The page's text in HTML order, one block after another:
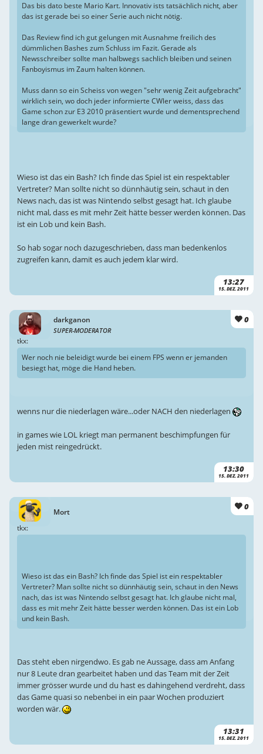
13:27
15. DEZ. 2011
Das bis dato beste Mario Kart. Innovativ ists tatsächlich nicht, aber
das ist gerade bei so einer Serie auch nicht nötig.
Das Review find ich gut gelungen mit Ausnahme freilich des
dümmlichen Bashes zum Schluss im Fazit. Gerade als
Newsschreiber sollte man halbwegs sachlich bleiben und seinen
Fanboyismus im Zaum halten können.
Muss dann so ein Scheiss von wegen "sehr wenig Zeit aufgebracht"
wirklich sein, wo doch jeder informierte CWler weiss, dass das
Game schon zur E3 2010 präsentiert wurde und dementsprechend
lange dran gewerkelt wurde?
Wieso ist das ein Bash? Ich finde das Spiel ist ein respektabler
Vertreter? Man sollte nicht so dünnhäutig sein, schaut in den
News nach, das ist was Nintendo selbst gesagt hat. Ich glaube
nicht mal, dass es mit mehr Zeit hätte besser werden können. Das
ist ein Lob und kein Bash.
So hab sogar noch dazugeschrieben, dass man bedenkenlos
zugreifen kann, damit es auch jedem klar wird.
darkganon
SUPER-MODERATOR
0
13:30
15. DEZ. 2011
tkx:
Wer noch nie beleidigt wurde bei einem FPS wenn er jemanden
besiegt hat, möge die Hand heben.
wenns nur die niederlagen wäre...oder NACH den niederlagen
in games wie LOL kriegt man permanent beschimpfungen für
jeden mist reingedrückt.
Mort
0
13:31
15. DEZ. 2011
tkx:
Wieso ist das ein Bash? Ich finde das Spiel ist ein respektabler
Vertreter? Man sollte nicht so dünnhäutig sein, schaut in den News
nach, das ist was Nintendo selbst gesagt hat. Ich glaube nicht mal,
dass es mit mehr Zeit hätte besser werden können. Das ist ein Lob
und kein Bash.
Das steht eben nirgendwo. Es gab ne Aussage, dass am Anfang
nur 8 Leute dran gearbeitet haben und das Team mit der Zeit
immer grösser wurde und du hast es dahingehend verdreht, dass
das Game quasi so nebenbei in ein paar Wochen produziert
worden wär.